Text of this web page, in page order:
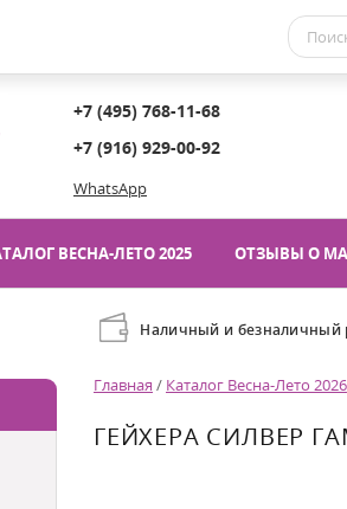
+7 (495) 768-11-68
+7 (916) 929-00-92
WhatsApp
ВЕСНА-ЛЕТО 2025 ОТЗЫВЫ О
Наличный и безналичный
Главная / Каталог Весна-Лето 2026
ГЕЙХЕРА СИЛВЕР